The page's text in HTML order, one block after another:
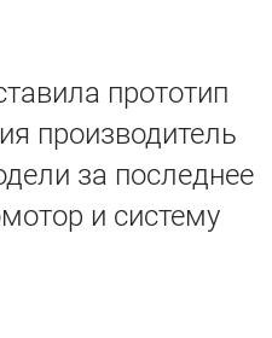
прототип
производитель
за последнее
и систему